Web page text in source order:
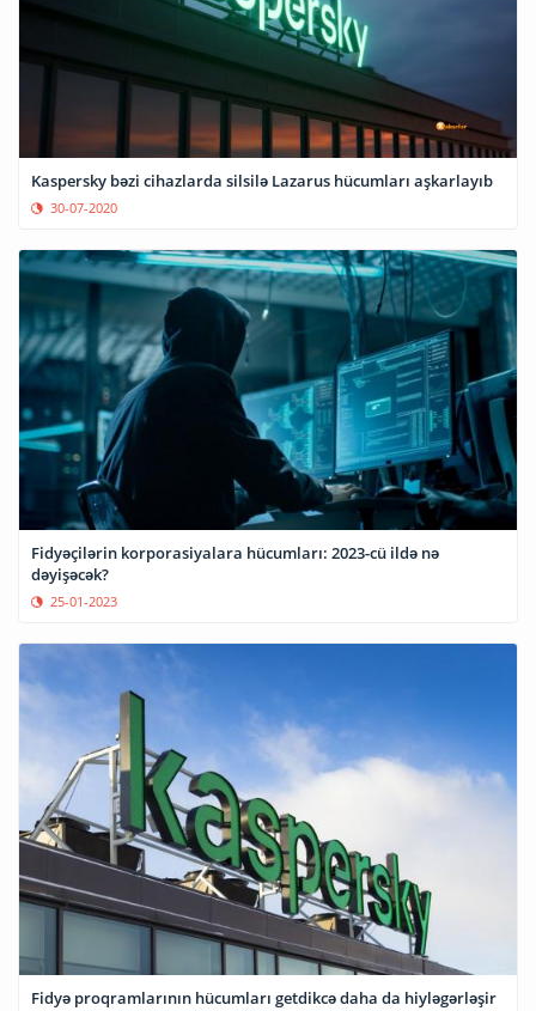
Kaspersky bəzi cihazlarda silsilə Lazarus hücumları aşkarlayıb
30-07-2020
Fidyəçilərin korporasiyalara hücumları: 2023-cü ildə nə
dəyişəcək?
25-01-2023
Fidyə proqramlarının hücumları getdikcə daha da hiyləgərləşir